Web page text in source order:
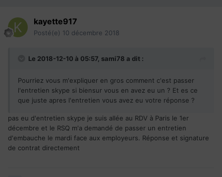
Bonne chance à tous
kayette917
Posté(e) 10 décembre 2018
Le 2018-12-10 à 05:57, sami78 a dit :
Pourriez vous m'expliquer en gros comment c'est passer
l'entretien skype si biensur vous en avez eu un ? Et es ce
que juste apres l'entretien vous avez eu votre réponse ?
pas eu d'entretien skype je suis allée au RDV à Paris le 1er
décembre et le RSQ m'a demandé de passer un entretien
d'embauche le mardi face aux employeurs. Réponse et signature
de contrat directement